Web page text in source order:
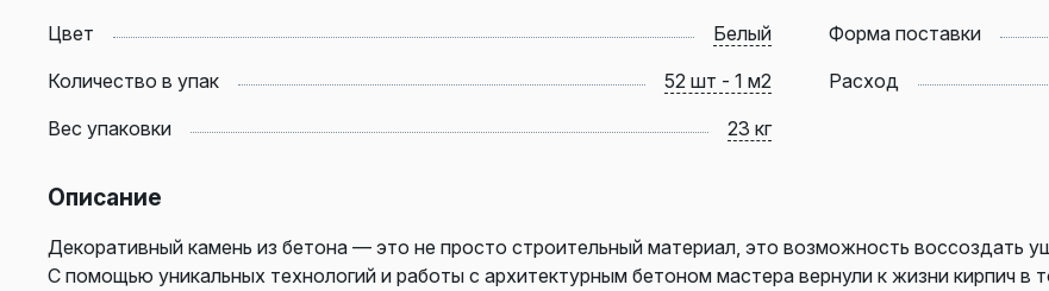
Цвет
Белый Форма поставки
Количество в упак
52 шт - 1 м2 Расход
Вес упаковки
23 кг
Описание
Декоративный камень из бетона — это не просто строительный материал, это возможность воссоздать
С помощью уникальных технологий и работы с архитектурным бетоном мастера вернули к жизни кирпич в